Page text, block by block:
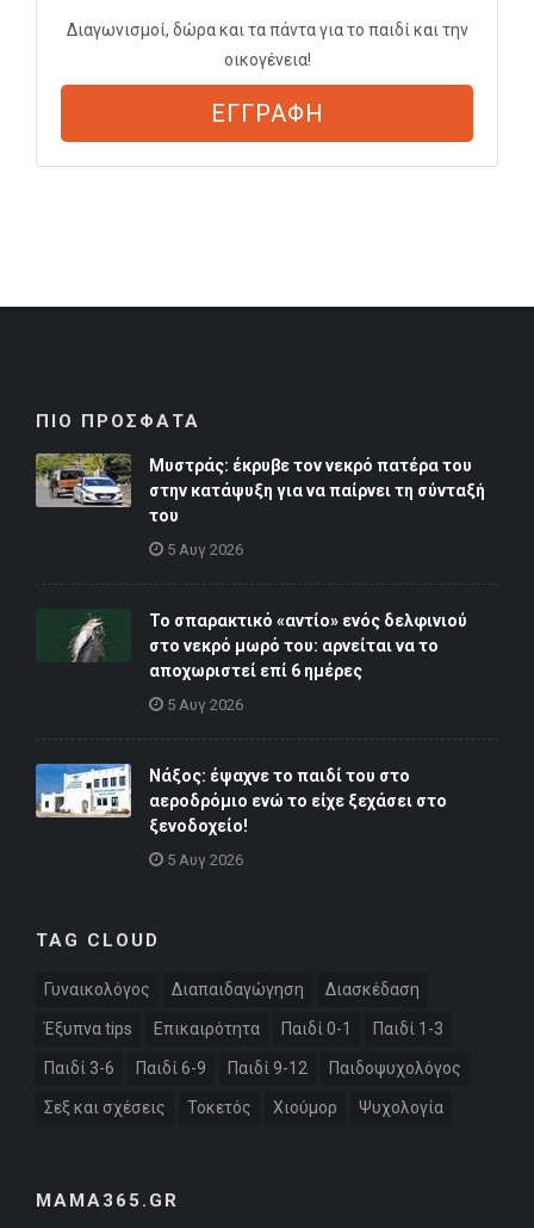
Διαγωνισμοί, δώρα και τα πάντα για το παιδί και την
οικογένεια!
ΕΓΓΡΑΦΗ
ΠΙΟ ΠΡΟΣΦΑΤΑ
Μυστράς: έκρυβε τον νεκρό πατέρα του
στην κατάψυξη για να παίρνει τη σύνταξή
του
5 Αυγ 2026
Το σπαρακτικό «αντίο» ενός δελφινιού
στο νεκρό μωρό του: αρνείται να το
αποχωριστεί επί 6 ημέρες
5 Αυγ 2026
Νάξος: έψαχνε το παιδί του στο
αεροδρόμιο ενώ το είχε ξεχάσει στο
ξενοδοχείο!
5 Αυγ 2026
TAG CLOUD
Γυναικολόγος Διαπαιδαγώγηση Διασκέδαση
Έξυπνα tips Επικαιρότητα Παιδί 0-1 Παιδί 1-3
Παιδί 3-6 Παιδί 6-9 Παιδί 9-12 Παιδοψυχολόγος
Σεξ και σχέσεις Τοκετός Χιούμορ Ψυχολογία
MAMA365.GR